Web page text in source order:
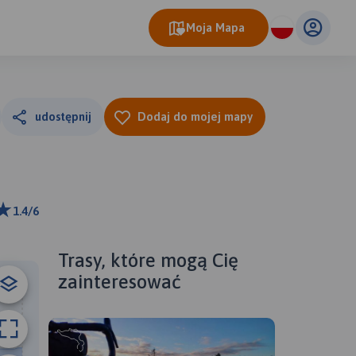
Moja Mapa
udostępnij Dodaj do mojej mapy
1.4/6
Trasy, które mogą Cię
zainteresować